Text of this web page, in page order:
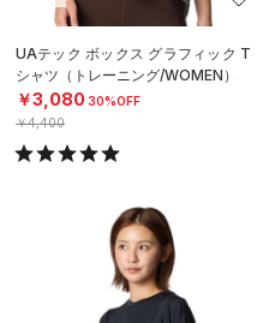
UAテック ボックス グラフィック T
シャツ（トレーニング/WOMEN）
￥3,080 30%OFF
￥4,400